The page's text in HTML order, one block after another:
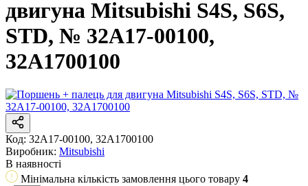
двигуна Mitsubishi S4S, S6S,
STD, № 32A17-00100,
32A1700100
Код: 32A17-00100, 32A1700100
Виробник: Mitsubishi
В наявності
Мінімальна кількість замовлення цього товару 4